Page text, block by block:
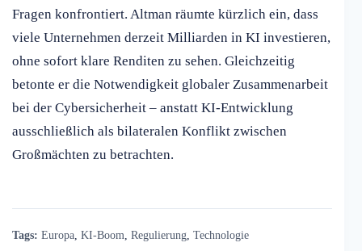
Fragen konfrontiert. Altman räumte kürzlich ein, dass
viele Unternehmen derzeit Milliarden in KI investieren,
ohne sofort klare Renditen zu sehen. Gleichzeitig
betonte er die Notwendigkeit globaler Zusammenarbeit
bei der Cybersicherheit – anstatt KI-Entwicklung
ausschließlich als bilateralen Konflikt zwischen
Großmächten zu betrachten.
Tags: Europa KI-Boom Regulierung Technologie